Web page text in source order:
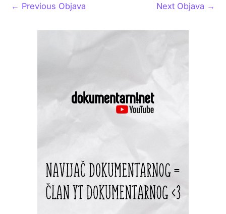
← Previous Objava Next Objava →